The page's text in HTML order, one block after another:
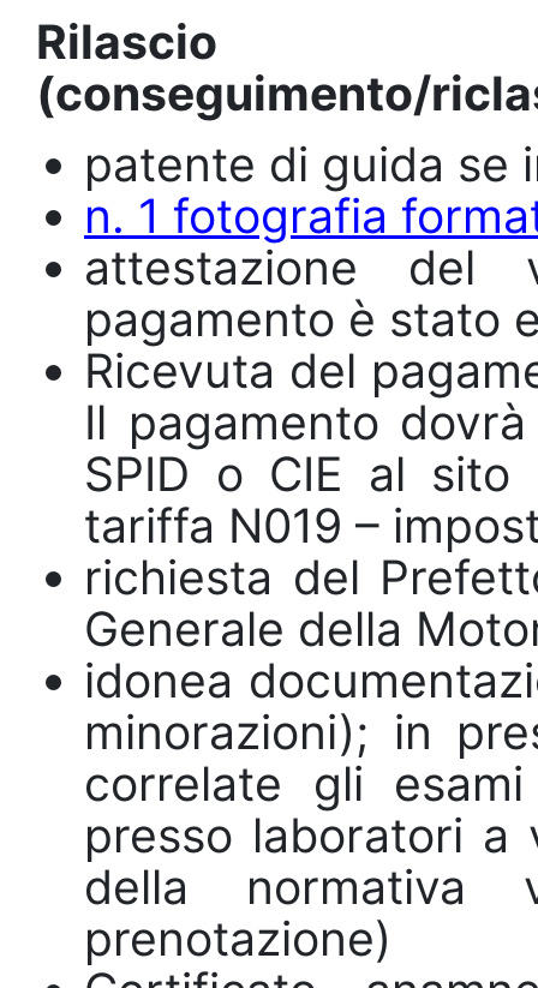
Rilascio
(conseguimento/
patente di guida se
n. 1 fotografia
attestazione
pagamento è stato
Ricevuta del
Il pagamento
SPID o CIE al sito
tariffa N019 –
richiesta del
Generale della
idonea
minorazioni); in
correlate gli
presso laboratori a
della normativa
prenotazione)